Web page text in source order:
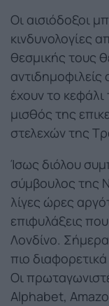
Οι αισιόδοξοι
κινδυνολογίες
θεσμικής τους
αντιδημοφιλείς
έχουν το
μισθός της
στελεχών της
Ίσως διόλου
σύμβουλος της
λίγες ώρες
επιφυλάξεις
Λονδίνο.
πιο
Οι
Alphabet,